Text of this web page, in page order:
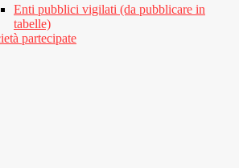
Enti pubblici vigilati (da pubblicare in
tabelle)
partecipate